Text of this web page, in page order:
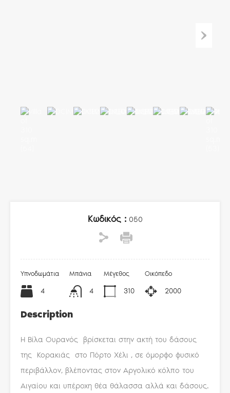
Κωδικός :050
Υπνοδωμάτια
4
Μπάνια
4
Μέγεθος
310
Οικόπεδο
2000
Description
Η Βίλα Ουρανός βρίσκεται στην ακτή του δάσους
της Κορακιάς στο Πόρτο Χέλι , σε όμορφο φυσικό
περιβάλλον, βλέποντας στον Αργολικό κόλπο του
Αιγαίου και υπέροχη θέα θάλασσα αλλά και δάσους.